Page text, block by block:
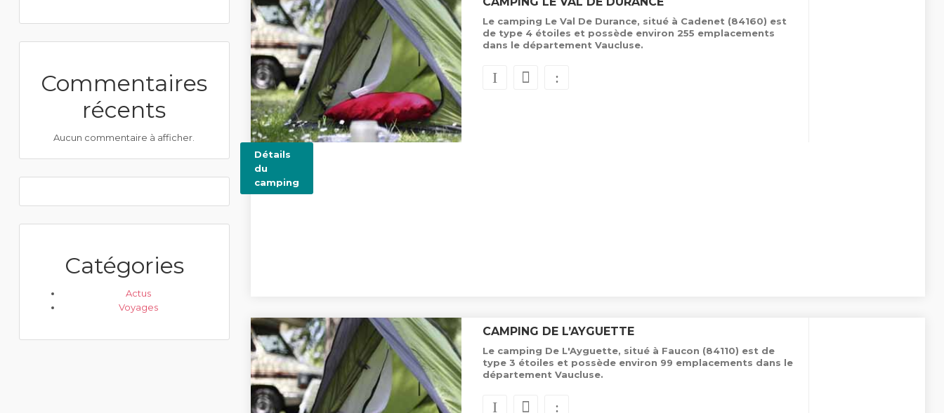
Commentaires
récents
Aucun commentaire à afficher.
Catégories
Actus
Voyages
Le camping Le Val De Durance, situé à Cadenet (84160) est
de type 4 étoiles et possède environ 255 emplacements
dans le département Vaucluse.
Détails
du
camping
CAMPING DE L’AYGUETTE
Le camping De L'Ayguette, situé à Faucon (84110) est de
type 3 étoiles et possède environ 99 emplacements dans le
département Vaucluse.